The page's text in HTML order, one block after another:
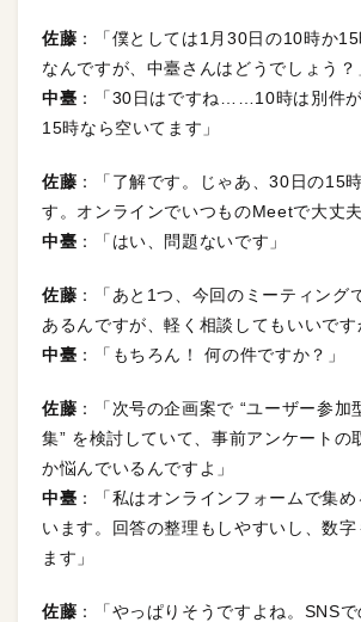
佐藤 ：「僕としては1月30日の10時か
なんですが、中臺さんはどうでしょう？
中臺 ：「30日はですね……10時は別件が
15時なら空いてます」
佐藤 ：「了解です。じゃあ、30日の15
す。オンラインでいつものMeetで大丈夫
中臺 ：「はい、問題ないです」
佐藤 ：「あと1つ、今回のミーティング
あるんですが、軽く相談してもいいです
中臺 ：「もちろん！ 何の件ですか？」
佐藤 ：「次号の企画案で “ユーザー参加
集” を検討していて、事前アンケートの
か悩んでいるんですよ」
中臺 ：「私はオンラインフォームで集
います。回答の整理もしやすいし、数
ます」
佐藤 ：「やっぱりそうですよね。SNS